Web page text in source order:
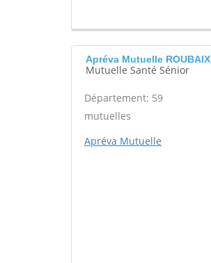
Apréva Mutuelle ROUBAIX
Mutuelle Santé Sénior
Département: 59
mutuelles
Apréva Mutuelle